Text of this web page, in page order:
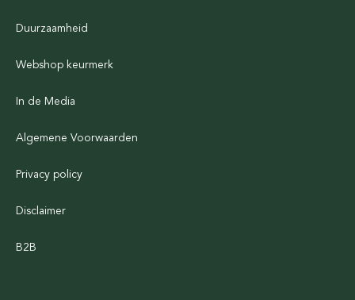
Duurzaamheid
Webshop keurmerk
In de Media
Algemene Voorwaarden
Privacy policy
Disclaimer
B2B